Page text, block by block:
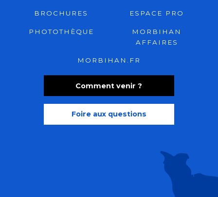
Comment venir ?
Foire aux questions
BROCHURES ESPACE PRO
PHOTOTHÈQUE
MORBIHAN
AFFAIRES
MORBIHAN.FR